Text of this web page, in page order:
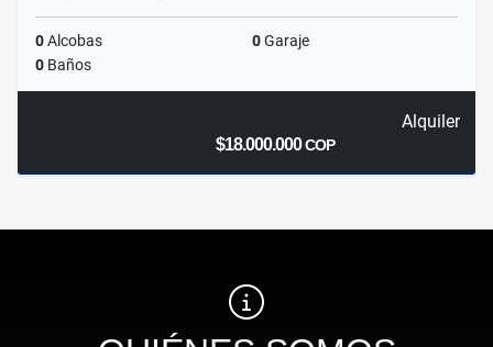
0Alcobas 0Garaje
0 Baños
Alquiler
$18.000.000COP